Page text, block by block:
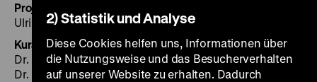
Projektleitung, Deutsches Historisches Museum
Ulrike Kretzschmar
Kuratoren, Haus der Geschichte Baden-Württemberg
Dr. Sabrina Müller
Dr. Rainer Schimpf
2) Statistik und Analyse
Diese Cookies helfen uns, Informationen über
die Nutzungsweise und das Besucherverhalten
auf unserer Website zu erhalten. Dadurch